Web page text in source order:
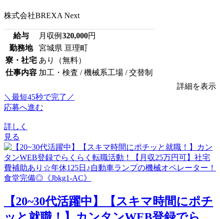
株式会社BREXA Next
給与 月収例 320,000円
勤務地
宮城県 亘理町
寮・社宅 あり（無料）
仕事内容 加工・検査 / 機械系工場 / 交替制
詳細を表示
＼最短45秒で完了／
応募へ進む
詳しく
見る
【20~30代活躍中】【スキマ時間にポチ